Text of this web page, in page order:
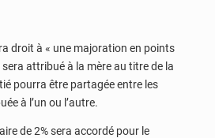
droit à « une majoration en points
attribué à la mère au titre de la
pourra être partagée entre les
à l’un ou l’autre.
de 2% sera accordé pour le